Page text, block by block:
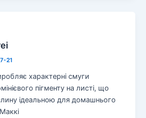
21
характерні смуги
пігменту на листі, що
ідеальною для домашнього